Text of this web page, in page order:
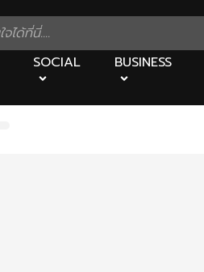
SOCIAL BUSINESS